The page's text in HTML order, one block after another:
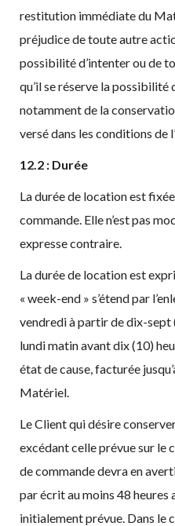
restitution immédiate du
préjudice de toute autre
possibilité d’intenter ou de
qu’il se réserve la possibilité
notamment de la
versé dans les conditions de
12.2 : Durée
La durée de location est
commande. Elle n’est pas
expresse contraire.
La durée de location est
« week-end » s’étend par
vendredi à partir de dix-sept
lundi matin avant dix (10)
état de cause, facturée
Matériel.
Le Client qui désire
excédant celle prévue sur le
de commande devra en
par écrit au moins 48
initialement prévue. Dans le